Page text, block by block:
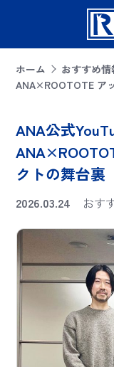
ホーム おすすめ情
ANA×ROOTOTE ア
ANA公式
クトの舞台裏
2026.03.24 おす